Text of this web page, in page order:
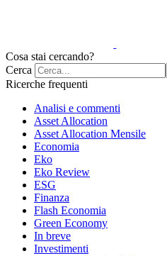
Cosa stai cercando?
Cerca
Ricerche frequenti
Analisi e commenti
Asset Allocation
Asset Allocation Mensile
Economia
Eko
Eko Review
ESG
Finanza
Flash Economia
Green Economy
In breve
Investimenti